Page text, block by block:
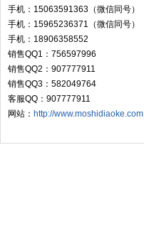
手机：15063591363（微信同号）
手机：15965236371（微信同号）
手机：18906358552
销售QQ1：756597996
销售QQ2：907777911
销售QQ3：582049764
客服QQ：907777911
网站： http://www.moshidiaoke.com